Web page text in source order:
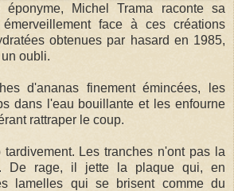
éponyme, Michel Trama raconte sa
face à ces créations
obtenues par hasard en 1985,
oubli.
d'ananas finement émincées, les
dans l'eau bouillante et les enfourne
rattraper le coup.
tardivement. Les tranches n'ont pas la
De rage, il jette la plaque qui, en
lamelles qui se brisent comme du